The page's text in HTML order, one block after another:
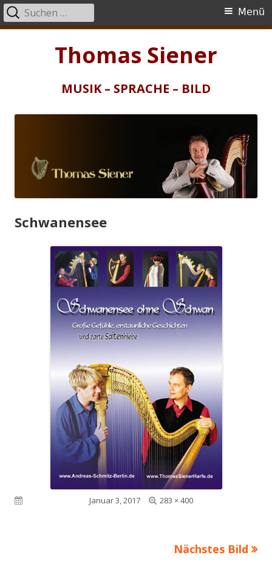
Thomas Siener
MUSIK – SPRACHE – BILD
Primäres
Menü
Suchen
nach:
Schwanensee
Veröffentlicht amJanuar 3, 2017
Volle
283 × 400
Nächstes Bild